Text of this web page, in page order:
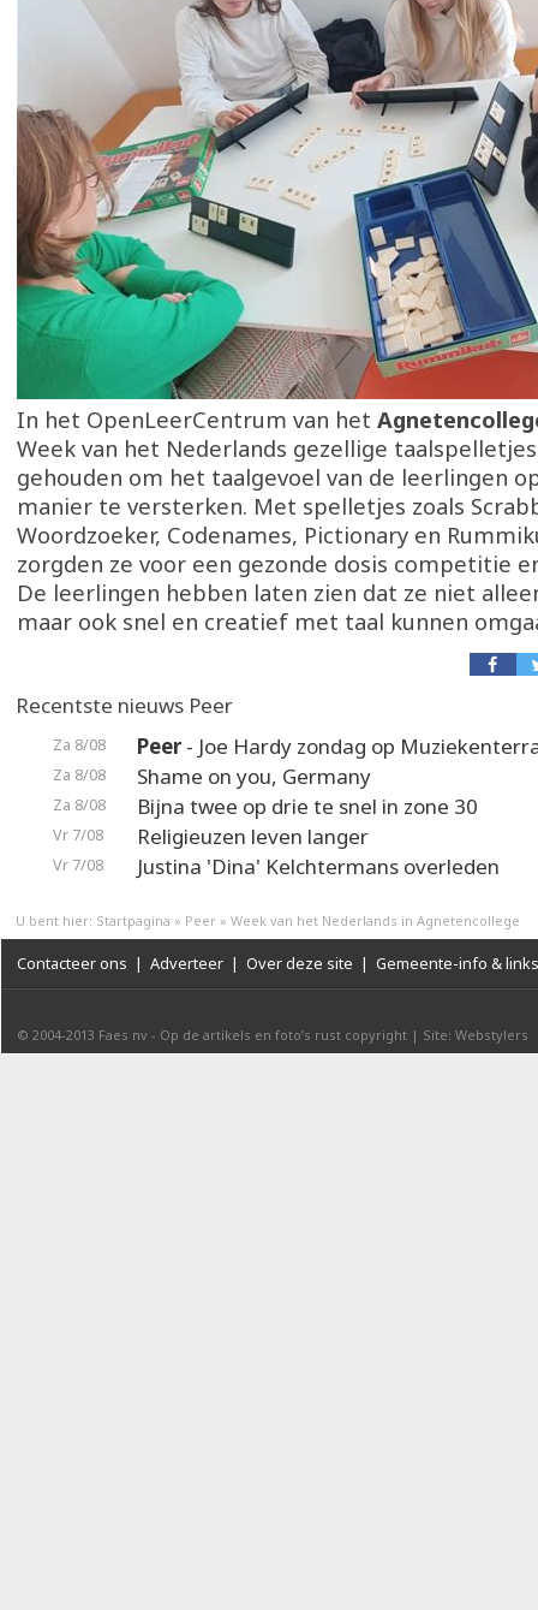
In het OpenLeerCentrum van het
Week van het Nederlands gezellige
gehouden om het taalgevoel van de leerlingen
manier te versterken. Met spelletjes zoals
Woordzoeker, Codenames, Pictionary en
zorgden ze voor een gezonde dosis competitie
De leerlingen hebben laten zien dat ze niet
maar ook snel en creatief met taal kunnen
Recentste nieuws Peer
Za 8/08 Peer- Joe Hardy zondag op
Za 8/08 Shame on you, Germany
Za 8/08 Bijna twee op drie te snel in zone 30
Vr 7/08 Religieuzen leven langer
Vr 7/08 Justina 'Dina' Kelchtermans overleden
U bent hier: Startpagina » Peer » Week van het Nederlands in Agnetencollege
Contacteer ons | Adverteer | Over deze site | Gemeente-info & links
© 2004-2013 Faes nv - Op de artikels en foto’s rust copyright | Site: Webstylers